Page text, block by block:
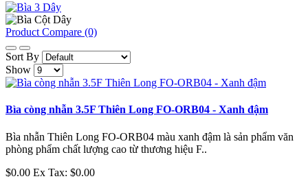
Product Compare (0)
Sort By
Show
Bìa còng nhẫn 3.5F Thiên Long FO-ORB04 - Xanh đậm
Bìa nhẫn Thiên Long FO-ORB04 màu xanh đậm là sản phẩm văn
phòng phẩm chất lượng cao từ thương hiệu F..
$0.00 Ex Tax: $0.00